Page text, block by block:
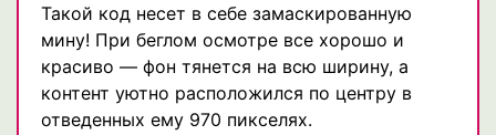
Такой код несет в себе замаскированную
мину! При беглом осмотре все хорошо и
красиво — фон тянется на всю ширину, а
контент уютно расположился по центру в
отведенных ему 970 пикселях.